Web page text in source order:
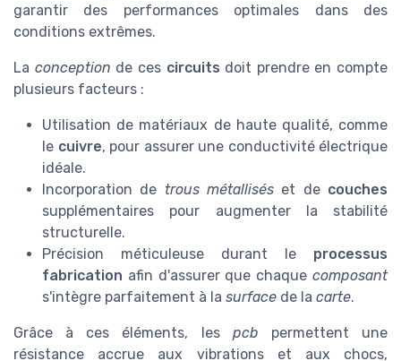
garantir des performances optimales dans des
conditions extrêmes.
La conception de ces circuits doit prendre en compte
plusieurs facteurs :
Utilisation de matériaux de haute qualité, comme
le cuivre, pour assurer une conductivité électrique
idéale.
Incorporation de trous métallisés et de couches
supplémentaires pour augmenter la stabilité
structurelle.
Précision méticuleuse durant le processus
fabrication afin d'assurer que chaque composant
s'intègre parfaitement à la surface de la carte.
Grâce à ces éléments, les pcb permettent une
résistance accrue aux vibrations et aux chocs,